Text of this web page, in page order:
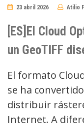
23 abril 2026 Atilio
[ES]El Cloud
un GeoTIFF
El formato
se ha
distribuir
Internet. A